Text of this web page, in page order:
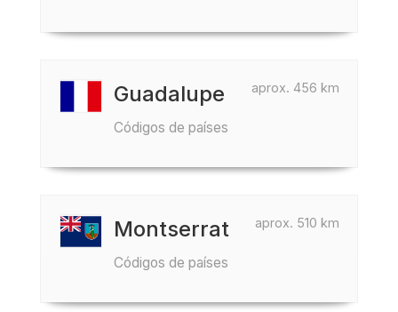
aprox. 456 km
Guadalupe
Códigos de países
aprox. 510 km
Montserrat
Códigos de países